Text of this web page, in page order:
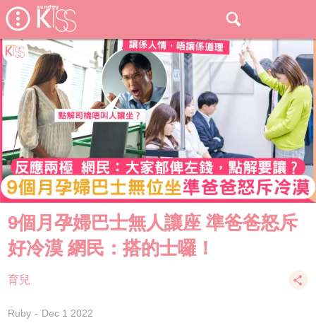
9個月孕婦巴士無人讓座 準爸爸怒斥
好冷漠 網民：搭的士囉！
育兒
Ruby Dec 1 2022